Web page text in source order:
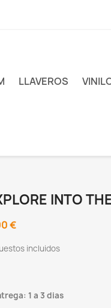
LLAVEROS
INTO
€
incluidos
1 a 3 dias